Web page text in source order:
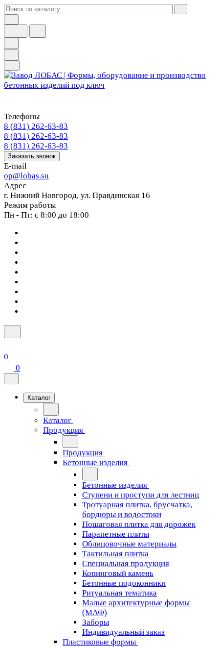
Телефоны
8 (831) 262-63-83
8 (831) 262-63-83
8 (831) 262-63-83
Заказать звонок
E-mail
op@lobas.su
Адрес
г. Нижний Новгород, ул. Правдинская 16
Режим работы
Пн - Пт: с 8:00 до 18:00
0
0
Каталог
Каталог
Продукция
Продукция
Бетонные изделия
Бетонные изделия
Ступени и проступи для лестниц
Тротуарная плитка, брусчатка,
бордюры и водостоки
Пошаговая плитка для дорожек
Парапетные плиты
Облицовочные материалы
Тактильная плитка
Специальная продукция
Копинговый камень
Бетонные подоконники
Ритуальная тематика
Малые архитектурные формы
(МАФ)
Заборы
Индивидуальный заказ
Пластиковые формы